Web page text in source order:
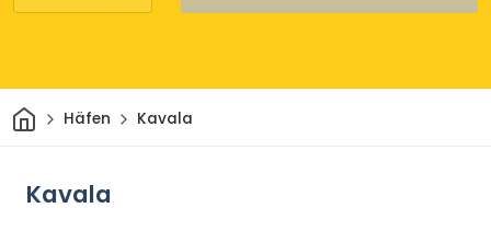
HeimHäfen Kavala
Kavala